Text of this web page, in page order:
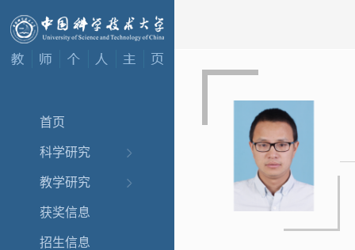
首页
科学研究
教学研究
获奖信息
招生信息